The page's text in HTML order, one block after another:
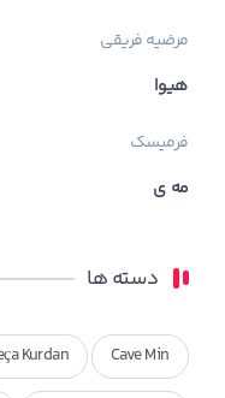
مرضیه فریقی
هیوا
فرمیسک
مه ی
دسته ها
Cave Min
Kurdan